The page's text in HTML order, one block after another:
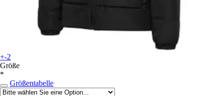
+-2
Größe
*
Größentabelle